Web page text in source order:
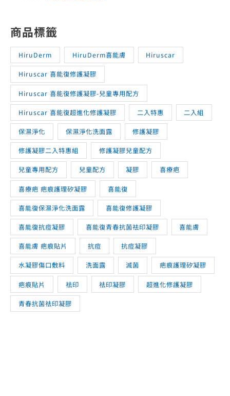
Hiruscar 喜能復修護凝膠
Hiruscar 喜能復修護凝膠-兒童專用配方
Hiruscar 喜能復超進化修護凝膠
保濕淨化 保濕淨化洗面露 修護凝膠
修護凝膠二入特惠組 修護凝膠兒童配方
兒童專用配方 兒童配方 凝膠
喜療疤 疤痕護理矽凝膠 喜能復
喜能復保濕淨化洗面露 喜能復修護凝膠
喜能復抗痘凝膠 喜能復青春抗菌祛印凝膠
喜能膚 疤痕貼片 抗痘凝膠
水凝膠傷口敷料 洗面露 滅菌 疤痕護理矽凝膠
疤痕貼片 祛印 祛印凝膠 超進化修護凝膠
青春抗菌祛印凝膠